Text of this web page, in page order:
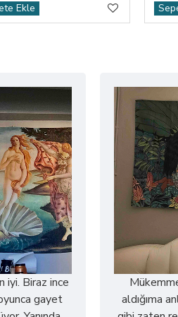
Ekle
iyi. Biraz ince
gayet
aldığıma